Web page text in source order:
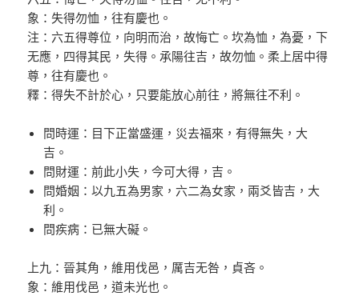
象：失得勿恤，往有慶也。
注：六五得尊位，向明而治，故悔亡。坎為恤，為憂，下
无應，四得其民，失得。承陽往吉，故勿恤。柔上居中得
尊，往有慶也。
釋：得失不計於心，只要能放心前往，將無往不利。
問時運：目下正當盛運，災去福來，有得無失，大
吉。
問財運：前此小失，今可大得，吉。
問婚姻：以九五為男家，六二為女家，兩爻皆吉，大
利。
問疾病：已無大礙。
上九：晉其角，維用伐邑，厲吉无咎，貞吝。
象：維用伐邑，道未光也。